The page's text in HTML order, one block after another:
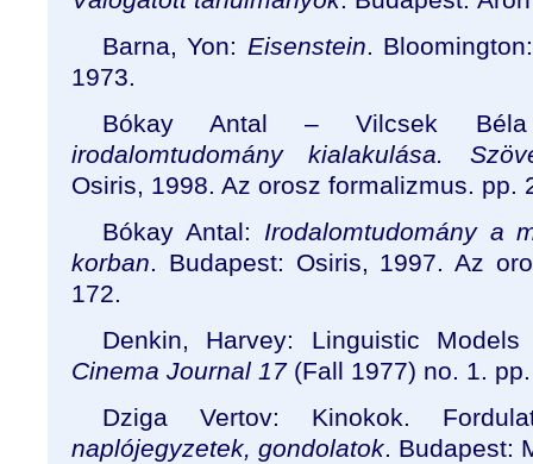
Barna, Yon: Eisenstein.
1973.
Bókay Antal – Vilcsek
irodalomtudomány kialakulása.
Osiris, 1998. Az orosz formalizmus. pp.
Bókay Antal: Irodalomtudomány a
korban. Budapest: Osiris, 1997. Az
172.
Denkin, Harvey: Linguistic
Cinema Journal 17(Fall 1977) no. 1.
Dziga Vertov: Kinokok.
naplójegyzetek, gondolatok. Budapest: